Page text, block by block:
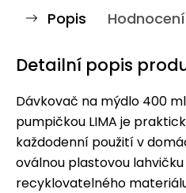
Popis Hodnocení
Detailní popis
Dávkovač na mýdlo 400
pumpičkou LIMA je
každodenní použití v
oválnou plastovou
recyklovatelného